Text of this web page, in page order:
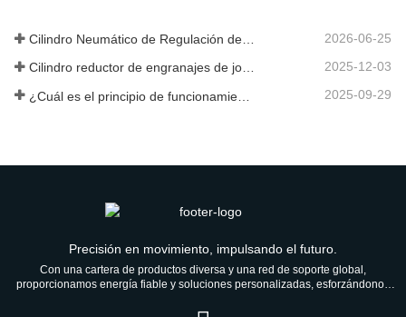
2026-06-25
Cilindro reductor de engranajes de joroba de nueva generación 2025-12-03
2025-09-29
Precisión en movimiento, impulsando el futuro.
Con una cartera de productos diversa y una red de soporte global,
proporcionamos energía fiable y soluciones personalizadas, esforzándonos